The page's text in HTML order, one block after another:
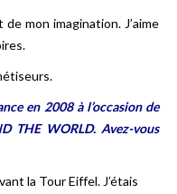
mon imagination. J’aime
en 2008 à l’occasion de
THE WORLD. Avez-vous
la Tour Eiffel. J’étais